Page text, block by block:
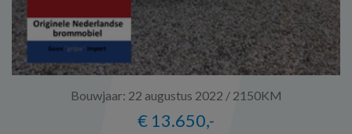
Bouwjaar: 22 augustus 2022 / 2150KM
€ 13.650,-